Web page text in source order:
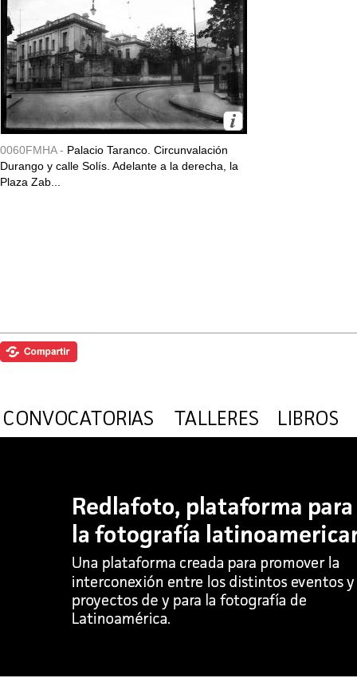
0060FMHA - Palacio Taranco. Circunvalación
Durango y calle Solís. Adelante a la derecha, la
Plaza Zab...